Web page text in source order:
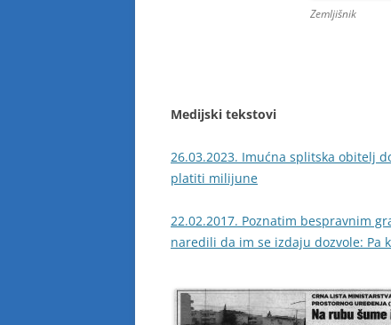
Zemljišnik
Medijski tekstovi
26.03.2023. Imućna splitska obitelj
platiti milijune
22.02.2017. Poznatim bespravnim
naredili da im se izdaju dozvole: Pa